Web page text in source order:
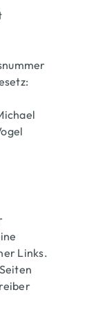
Links.